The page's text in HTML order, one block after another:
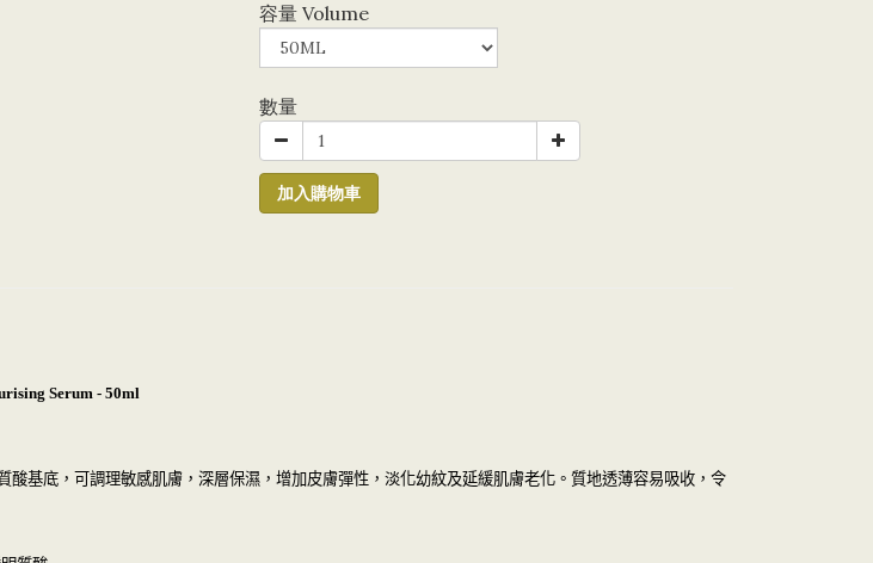
容量 Volume
數量
加入購物車
Serum - 50ml
酸基底，可調理敏感肌膚，深層保濕，增加皮膚彈性，淡化幼紋及延緩肌膚老化。質地透薄容易吸收，令